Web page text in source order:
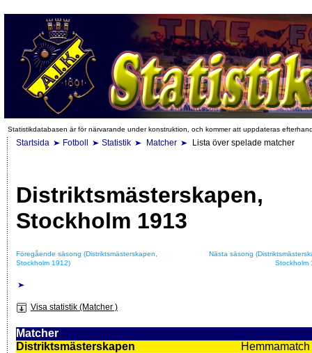
Statistikdatabasen är för närvarande under konstruktion, och kommer att uppdateras
Startsida Fotboll Statistik Matcher Lista över spelade matcher
Distriktsmästerskapen,
Stockholm 1913
Föregående säsong (Distriktsmästerskapen,
Stockholm 1912)
Nästa säsong
Stockholm
Visa statistik (Matcher )
Matcher
Distriktsmästerskapen